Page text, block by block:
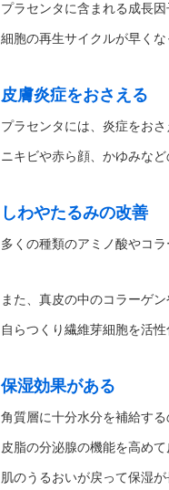
プラセンタに含まれる成長
細胞の再生サイクルが早く
皮膚炎症をおさえる
プラセンタには、炎症をおさ
ニキビや赤ら顔、かゆみなど
しわやたるみの改善
多くの種類のアミノ酸やコ
また、真皮の中のコラーゲ
自らつくり繊維芽細胞を活
保湿効果がある
角質層に十分水分を補給する
皮脂の分泌腺の機能を高め
肌のうるおいが戻って保湿が